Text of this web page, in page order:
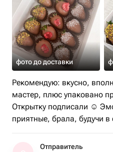
фото до доставки
Рекомендую: вкусно,
мастер, плюс упаковано
Открытку подписали ☺️
приятные, брала, будучи
Отправитель